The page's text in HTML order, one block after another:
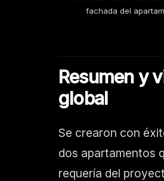
fachada del
Resumen y
global
Se crearon con
dos apartamentos
requería del